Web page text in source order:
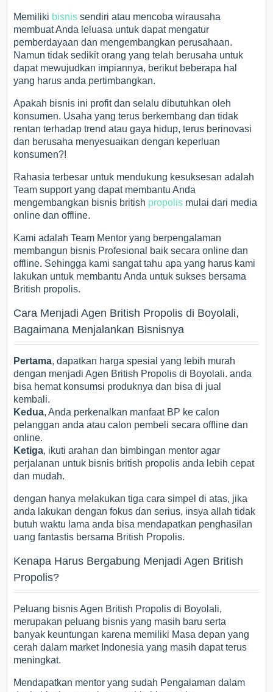
Memiliki bisnis sendiri atau mencoba wirausaha
membuat Anda leluasa untuk dapat mengatur
pemberdayaan dan mengembangkan perusahaan.
Namun tidak sedikit orang yang telah berusaha untuk
dapat mewujudkan impiannya, berikut beberapa hal
yang harus anda pertimbangkan.
Apakah bisnis ini profit dan selalu dibutuhkan oleh
konsumen. Usaha yang terus berkembang dan tidak
rentan terhadap trend atau gaya hidup, terus berinovasi
dan berusaha menyesuaikan dengan keperluan
konsumen?!
Rahasia terbesar untuk mendukung kesuksesan adalah
Team support yang dapat membantu Anda
mengembangkan bisnis british propolis mulai dari media
online dan offline.
Kami adalah Team Mentor yang berpengalaman
membangun bisnis Profesional baik secara online dan
offline. Sehingga kami sangat tahu apa yang harus kami
lakukan untuk membantu Anda untuk sukses bersama
British propolis.
Cara Menjadi Agen British Propolis di Boyolali,
Bagaimana Menjalankan Bisnisnya
Pertama, dapatkan harga spesial yang lebih murah
dengan menjadi Agen British Propolis di Boyolali. anda
bisa hemat konsumsi produknya dan bisa di jual
kembali.
Kedua, Anda perkenalkan manfaat BP ke calon
pelanggan anda atau calon pembeli secara offline dan
online.
Ketiga, ikuti arahan dan bimbingan mentor agar
perjalanan untuk bisnis british propolis anda lebih cepat
dan mudah.
dengan hanya melakukan tiga cara simpel di atas, jika
anda lakukan dengan fokus dan serius, insya allah tidak
butuh waktu lama anda bisa mendapatkan penghasilan
uang fantastis bersama British Propolis.
Kenapa Harus Bergabung Menjadi Agen British
Propolis?
Peluang bisnis Agen British Propolis di Boyolali,
merupakan peluang bisnis yang masih baru serta
banyak keuntungan karena memiliki Masa depan yang
cerah dalam market Indonesia yang masih dapat terus
meningkat.
Mendapatkan mentor yang sudah Pengalaman dalam